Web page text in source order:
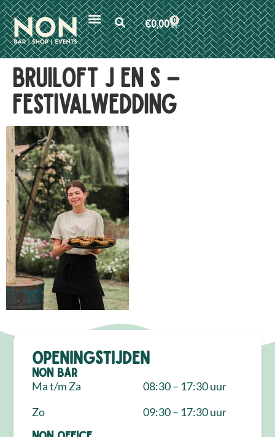
€0,00 0
Bruiloft J en S –
festivalwedding
Openingstijden
NON Bar
Ma t/m Za
Zo
08:30 – 17:30 uur
09:30 – 17:30 uur